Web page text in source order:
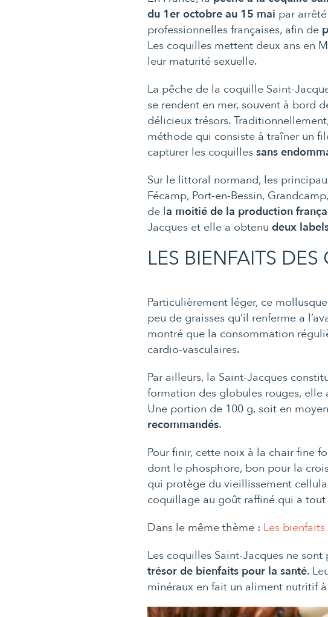
du 1er octobre au 15 mai par
professionnelles françaises, afin de
Les coquilles mettent deux ans en
leur maturité sexuelle.
La pêche de la coquille Saint-
se rendent en mer, souvent à bord
délicieux trésors.
méthode qui consiste à traîner un
capturer les coquillessans
Sur le littoral normand, les
Fécamp, Port-en-Bessin,
de la moitié de la production
Jacques et elle a obtenudeux
LES BIENFAITS
Particulièrement léger, ce
peu de graisses qu’il renferme a
montré que la consommation
cardio-vasculaires.
Par ailleurs, la Saint-Jacques
formation des globules rouges, elle
Une portion de 100 g, soit en
recommandés.
Pour finir, cette noix à la chair fine
dont le phosphore, bon pour la
qui protège du vieillissement
coquillage au goût raffiné qui a tout
Dans le même thème : Les
Les coquilles Saint-Jacques ne
trésor de bienfaits pour la santé.
minéraux en fait un aliment nutritif